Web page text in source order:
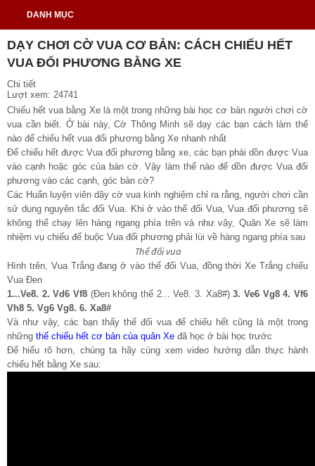
DANH MỤC
DẠY CHƠI CỜ VUA CƠ BẢN: CÁCH CHIẾU HẾT
VUA ĐỐI PHƯƠNG BẰNG XE
Chi tiết
Lượt xem: 24741
Chiếu hết vua bằng Xe là một trong những bài học cơ bản người chơi cờ
vua cần biết. Ở bài này, Cờ Thông Minh sẽ dạy các bạn cách làm thế
nào để chiếu hết vua đối phương bằng Xe nhanh nhất
Để chiếu hết được Vua đối phương bằng xe, các bạn phải dồn được Vua
vào cạnh hoặc góc của bàn cờ. Vậy làm thế nào để dồn được Vua đối
phương vào các cạnh, góc bàn cờ?
Các Huấn luyện viên dậy cờ vua kinh nghiệm chỉ ra rằng, người chơi cần
sử dụng nguyên tắc đối Vua. Khi ở vào thế đối Vua, Vua đối phương sẽ
không thể chạy lên hàng ngang phía trên và như vậy, Quân Xe sẽ làm
nhiệm vụ chiếu để buộc Vua đối phương phải lùi về hàng ngang phía sau
Thế đối vua
Hình trên, Vua Trắng đang ở vào thế đối Vua, đồng thời Xe Trắng chiếu
Vua Đen
1...Ve8. 2. Vd6 Vf8 (Đen không thể 2... Ve8. 3. Xa8#)3. Ve6 Vg8 4. Vf6
Vh8 5. Vg6 Vg8. 6. Xa8#
Và như vậy, các bạn thấy thế đối vua để chiếu hết cũng là một trong
những thế chiếu hết cơ bản của quân Xe đã học ở bài học trước
Để hiểu rõ hơn, chúng ta hãy cùng xem video hướng dẫn thực hành
chiếu hết bằng Xe sau: